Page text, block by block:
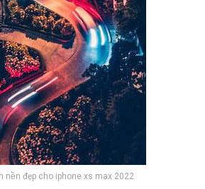
nền đẹp cho iphone xs max 2022